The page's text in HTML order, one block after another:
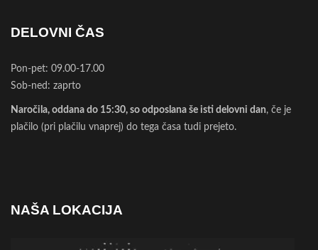
DELOVNI ČAS
Pon-pet: 09.00-17.00
Sob-ned: zaprto
Naročila, oddana do 15:30, so odposlana še isti delovni dan, če je
plačilo (pri plačilu vnaprej) do tega časa tudi prejeto.
NAŠA LOKACIJA